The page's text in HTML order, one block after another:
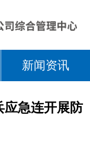
新闻资讯
应急连开展防